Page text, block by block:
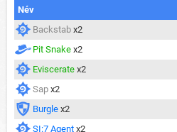
Név
Backstab x2
Pit Snake x2
Eviscerate x2
Sap x2
Burgle x2
SI:7 Agent x2